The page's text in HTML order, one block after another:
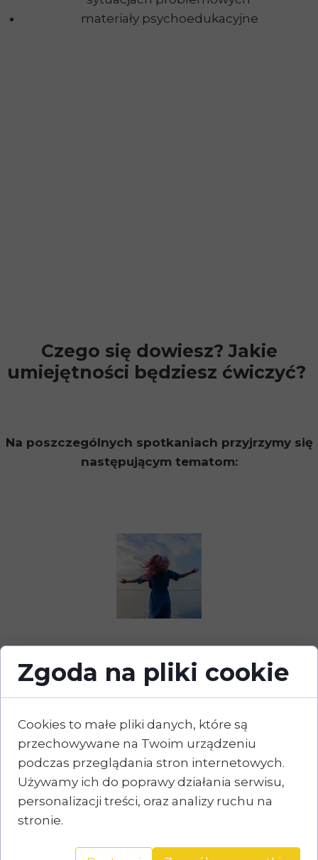
Czego się dowiesz? Jakie
umiejętności będziesz ćwiczyć?
Spotkanie 3.
Spotkanie 2.
Na poszczególnych spotkaniach przyjrzymy się
następującym tematom:
materiały psychoedukacyjne
Zgoda na pliki cookie
Cookies to małe pliki danych, które są
przechowywane na Twoim urządzeniu
podczas przeglądania stron internetowych.
Używamy ich do poprawy działania serwisu,
personalizacji treści, oraz analizy ruchu na
stronie.